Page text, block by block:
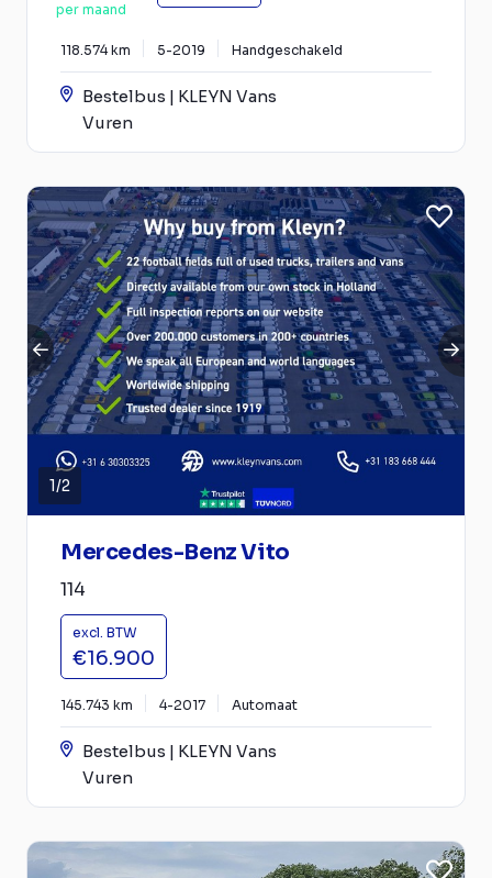
per maand
118.574 km 5-2019 Handgeschakeld
Bestelbus | KLEYN Vans
Vuren
1/2
Mercedes-Benz Vito
114
excl. BTW
€16.900
145.743 km 4-2017 Automaat
Bestelbus | KLEYN Vans
Vuren